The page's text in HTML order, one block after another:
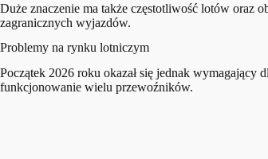
Duże znaczenie ma także częstotliwość lotów oraz
zagranicznych wyjazdów.
Problemy na rynku lotniczym
Początek 2026 roku okazał się jednak wymagający
funkcjonowanie wielu przewoźników.